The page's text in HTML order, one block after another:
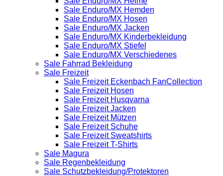
Sale Enduro/MX Hemden
Sale Enduro/MX Hosen
Sale Enduro/MX Jacken
Sale Enduro/MX Kinderbekleidung
Sale Enduro/MX Stiefel
Sale Enduro/MX Verschiedenes
Sale Fahrrad Bekleidung
Sale Freizeit
Sale Freizeit Eckenbach FanCollection
Sale Freizeit Hosen
Sale Freizeit Husqvarna
Sale Freizeit Jacken
Sale Freizeit Mützen
Sale Freizeit Schuhe
Sale Freizeit Sweatshirts
Sale Freizeit T-Shirts
Sale Magura
Sale Regenbekleidung
Sale Schutzbekleidung/Protektoren